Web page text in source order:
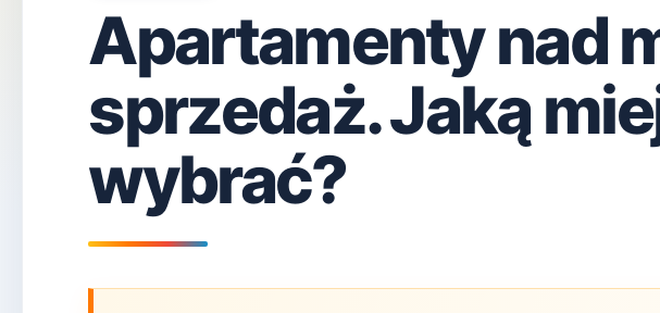
Apartamenty nad
sprzedaż. Jaką
wybrać?